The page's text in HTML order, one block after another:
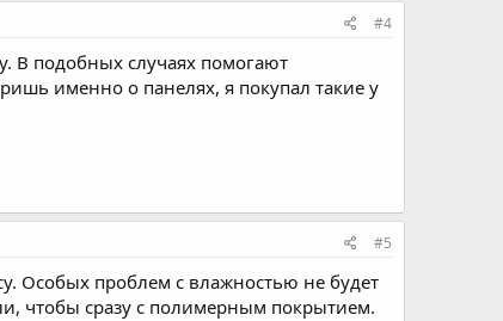
#4
В подобных случаях помогают
именно о панелях, я покупал такие у
#5
Особых проблем с влажностью не будет
чтобы сразу с полимерным покрытием.